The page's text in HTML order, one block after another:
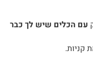
עם הכלים שיש לך כבר
קניות.